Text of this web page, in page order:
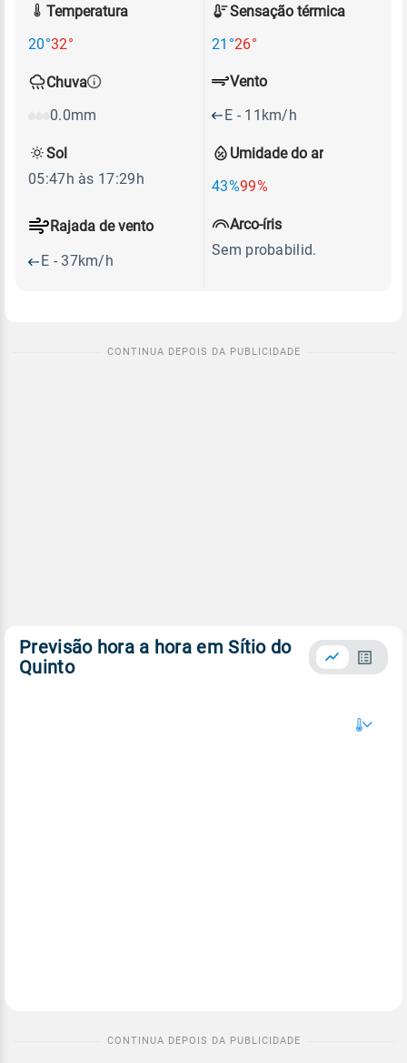
Temperatura
20°32°
Sensação térmica
21°26°
Chuva
0.0mm
Umidade do ar
43%99%
Vento
E - 11km/h
Rajada de vento
E - 37km/h
Sol
05:47h às 17:29h
Arco-íris
Sem probabilid.
Previsão hora a hora em Sítio do
Quinto